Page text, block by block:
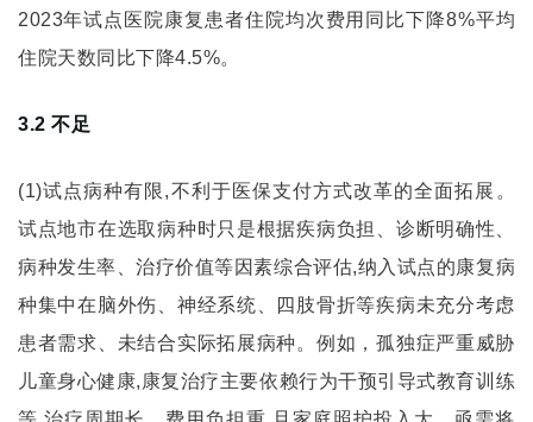
2023年试点医院康复患者住院均次费用同比下降8%平均
住院天数同比下降4.5%。
3.2 不足
(1)试点病种有限,不利于医保支付方式改革的全面拓展。
试点地市在选取病种时只是根据疾病负担、诊断明确性、
病种发生率、治疗价值等因素综合评估,纳入试点的康复病
种集中在脑外伤、神经系统、四肢骨折等疾病未充分考虑
患者需求、未结合实际拓展病种。例如，孤独症严重威胁
儿童身心健康,康复治疗主要依赖行为干预引导式教育训练